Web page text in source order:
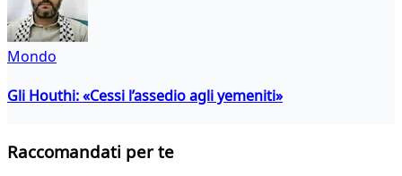
Mondo
Gli Houthi: «Cessi l’assedio agli yemeniti»
Raccomandati per te